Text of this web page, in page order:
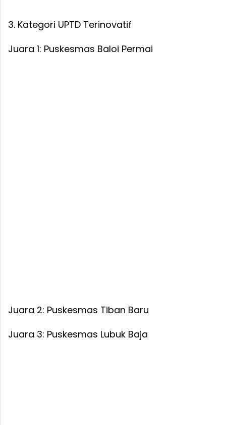
3. Kategori UPTD Terinovatif
Juara 1: Puskesmas Baloi Permai
Juara 2: Puskesmas Tiban Baru
Juara 3: Puskesmas Lubuk Baja